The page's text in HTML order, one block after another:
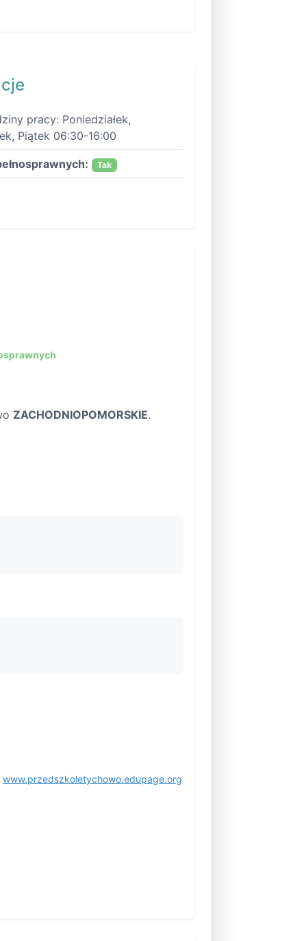
pracy: Poniedziałek,
Piątek 06:30-16:00
Tak
ZACHODNIOPOMORSKIE.
www.przedszkoletychowo.edupage.org